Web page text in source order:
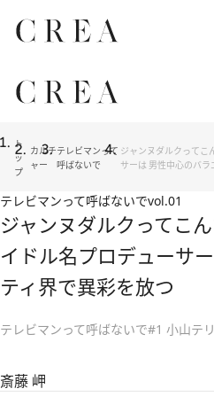
ト
ッ
プ
カルチ
ャー
テレビマンって
呼ばないで
ジャンヌダルクってこ
サーは 男性中心のバラ
テレビマンって呼ばないでvol.01
ジャンヌダルクってこ
イドル名プロデューサ
ティ界で異彩を放つ
テレビマンって呼ばないで#1 小山テ
斎藤 岬